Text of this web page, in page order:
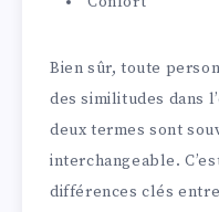
Bien sûr, toute
des similitudes dans
deux termes sont
interchangeable.
différences clés